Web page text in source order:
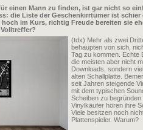
einen Mann zu finden, ist gar nicht so
die Liste der Geschenkirrtümer ist schier
im Kurs, richtig Freude bereiten sie
(tdx) Mehr als zwei
behaupten von sich,
Tag zu kommen. Echte
die meisten aber nicht
Downloads, sondern
alten Schallplatte.
seit Jahren steigende
mit dem typischen
Scheiben zu
Vinylkäufer hören ihre
Viele besitzen noch
Plattenspieler. Warum?